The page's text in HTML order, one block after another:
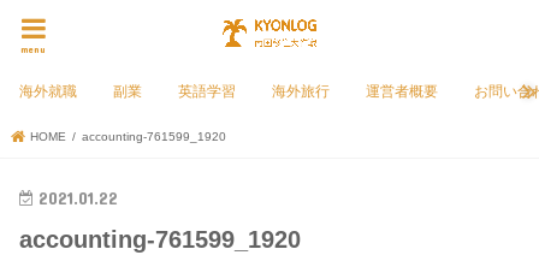
menu
海外就職 副業 英語学習 海外旅行 運営者概要 お問い合
HOME accounting-761599_1920
2021.01.22
accounting-761599_1920